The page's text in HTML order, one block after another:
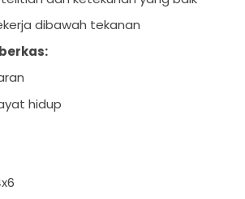
dibawah tekanan
hidup